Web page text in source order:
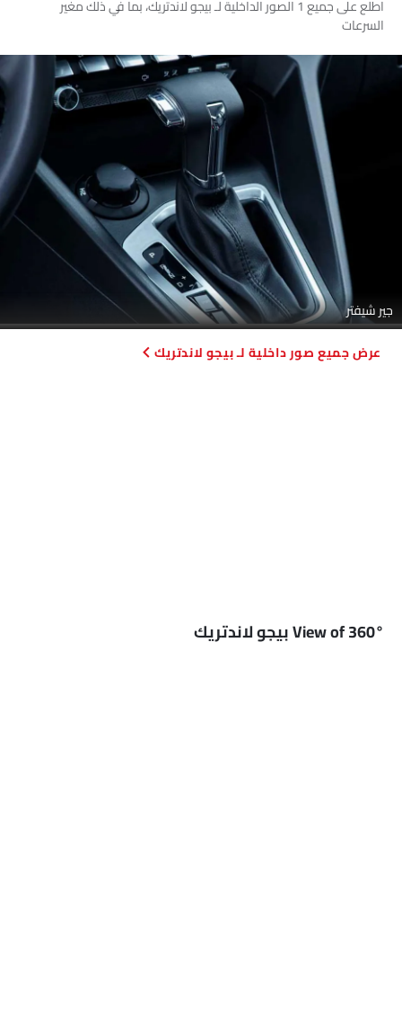
اطلع على جميع 1 الصور الداخلية لـ بيجو لاندتريك، بما في ذلك مغير
السرعات
جير شيفتر
صور داخلية لـ بيجو لاندتريك
360° View of بيجو لاندتريك